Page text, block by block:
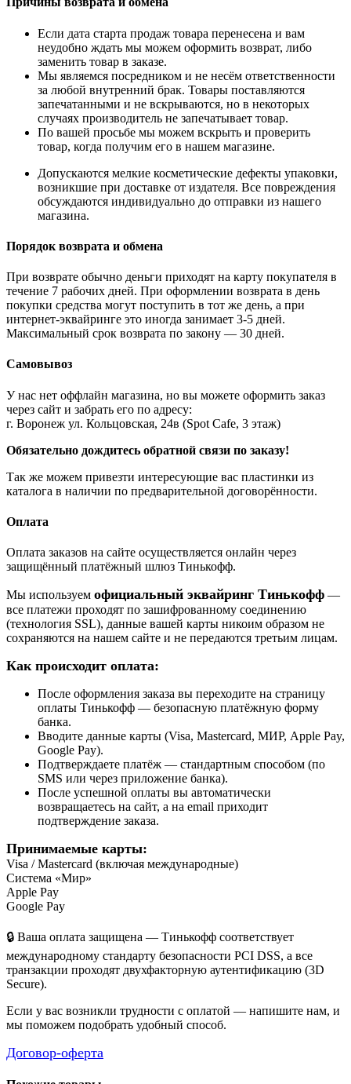
Если дата старта продаж товара перенесена и вам
неудобно ждать мы можем оформить возврат, либо
заменить товар в заказе.
Мы являемся посредником и не несём ответственности
за любой внутренний брак. Товары поставляются
запечатанными и не вскрываются, но в некоторых
случаях производитель не запечатывает товар.
По вашей просьбе мы можем вскрыть и проверить
товар, когда получим его в нашем магазине.
Допускаются мелкие косметические дефекты упаковки,
возникшие при доставке от издателя. Все повреждения
обсуждаются индивидуально до отправки из нашего
магазина.
Порядок возврата и обмена
При возврате обычно деньги приходят на карту покупателя в
течение 7 рабочих дней. При оформлении возврата в день
покупки средства могут поступить в тот же день, а при
интернет-эквайринге это иногда занимает 3-5 дней.
Максимальный срок возврата по закону — 30 дней.
Самовывоз
У нас нет оффлайн магазина, но вы можете оформить заказ
через сайт и забрать его по адресу:
г. Воронеж ул. Кольцовская, 24в (Spot Cafe, 3 этаж)
Обязательно дождитесь обратной связи по заказу!
Так же можем привезти интересующие вас пластинки из
каталога в наличии по предварительной договорённости.
Оплата
Оплата заказов на сайте осуществляется онлайн через
защищённый платёжный шлюз Тинькофф.
Мы используем официальный эквайринг Тинькофф —
все платежи проходят по зашифрованному соединению
(технология SSL), данные вашей карты никоим образом не
сохраняются на нашем сайте и не передаются третьим лицам.
Как происходит оплата:
После оформления заказа вы переходите на страницу
оплаты Тинькофф — безопасную платёжную форму
банка.
Вводите данные карты (Visa, Mastercard, МИР, Apple Pay,
Google Pay).
Подтверждаете платёж — стандартным способом (по
SMS или через приложение банка).
После успешной оплаты вы автоматически
возвращаетесь на сайт, а на email приходит
подтверждение заказа.
Принимаемые карты:
Visa / Mastercard (включая международные)
Система «Мир»
Apple Pay
Google Pay
🔒 Ваша оплата защищена — Тинькофф соответствует
международному стандарту безопасности PCI DSS, а все
транзакции проходят двухфакторную аутентификацию (3D
Secure).
Если у вас возникли трудности с оплатой — напишите нам, и
мы поможем подобрать удобный способ.
Договор-оферта